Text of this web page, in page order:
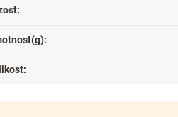
:
:
: